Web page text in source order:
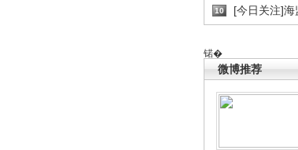
10 [今日关注]海
锘�
微博推荐